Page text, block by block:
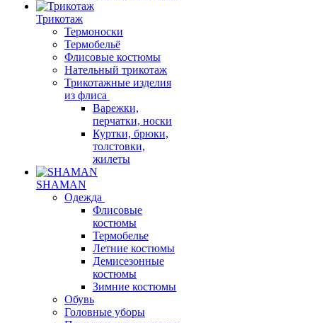
Трикотаж
Термоноски
Термобельё
Флисовые костюмы
Нательный трикотаж
Трикотажные изделия
из флиса
Варежки,
перчатки, носки
Куртки, брюки,
толстовки,
жилеты
SHAMAN
Одежда
Флисовые
костюмы
Термобелье
Летние костюмы
Демисезонные
костюмы
Зимние костюмы
Обувь
Головные уборы